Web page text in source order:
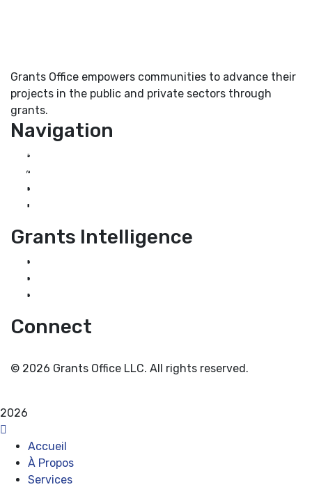
Grants Office empowers communities to advance their
projects in the public and private sectors through
grants.
Navigation
Home
About Us
Grant Services
Industry Services
Grants Intelligence
Grant News
Guidance for Grantseekers
Grantscasts
Connect
© 2026 Grants Office LLC. All rights reserved.
2026
Accueil
À Propos
Services